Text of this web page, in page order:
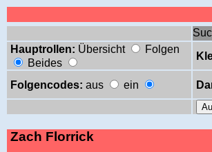
Hauptrollen: Übersicht
Folgen
Beides
Folgencodes: aus ein
Zach Florrick